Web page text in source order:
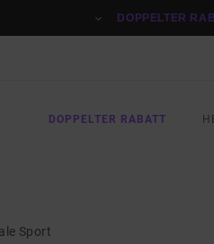
DOPPELTER
DOPPELTER RABATT
Sport